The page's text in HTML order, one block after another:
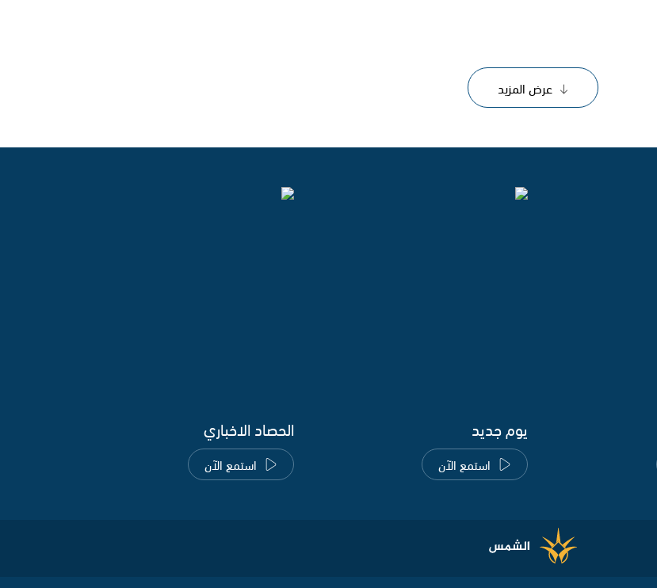
عرض المزيد
يوم جديد
استمع الآن
الحصاد الاخباري
استمع الآن